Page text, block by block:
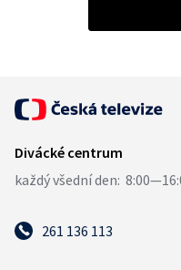
261 136 113